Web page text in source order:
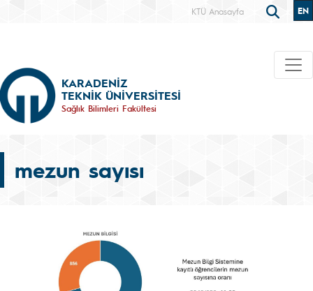
KTÜ Anasayfa EN
KARADENİZ
TEKNİK ÜNİVERSİTESİ
Sağlık Bilimleri Fakültesi
mezun sayısı